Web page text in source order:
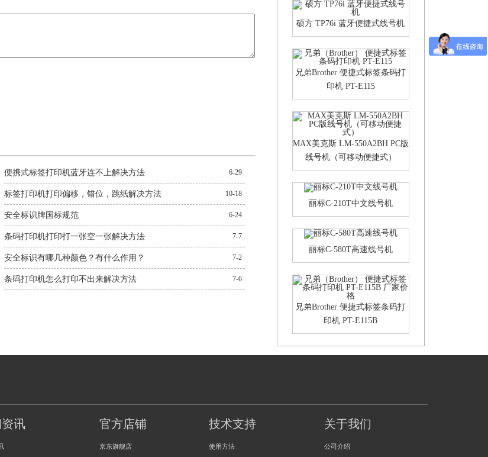
便携式标签打印机蓝牙连不上解决方法 6-29
标签打印机打印偏移，错位，跳纸解决方法 10-18
安全标识牌国标规范 6-24
条码打印机打印打一张空一张解决方法 7-7
安全标识有哪几种颜色？有什么作用？ 7-2
条码打印机怎么打印不出来解决方法 7-6
硕方 TP76i 蓝牙便捷式线号机
兄弟Brother 便捷式标签条码打
印机 PT-E115
MAX美克斯 LM-550A2BH PC版
线号机（可移动便捷式）
丽标C-210T中文线号机
丽标C-580T高速线号机
兄弟Brother 便捷式标签条码打
印机 PT-E115B
讯 官方店铺
京东旗舰店
技术支持
使用方法
关于我们
公司介绍